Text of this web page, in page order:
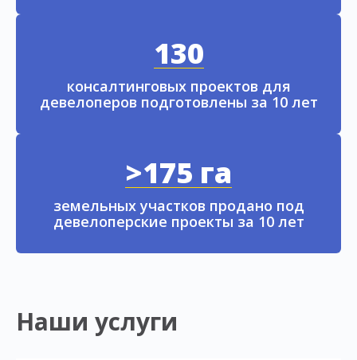
130
консалтинговых проектов для
девелоперов подготовлены за 10 лет
>175 га
земельных участков продано под
девелоперские проекты за 10 лет
Наши услуги